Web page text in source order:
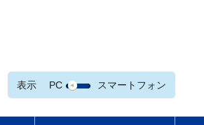
表示 PC スマートフォン